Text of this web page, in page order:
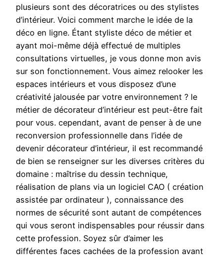
plusieurs sont des décoratrices ou des stylistes
d’intérieur. Voici comment marche le idée de la
déco en ligne. Étant styliste déco de métier et
ayant moi-même déjà effectué de multiples
consultations virtuelles, je vous donne mon avis
sur son fonctionnement. Vous aimez relooker les
espaces intérieurs et vous disposez d’une
créativité jalousée par votre environnement ? le
métier de décorateur d’intérieur est peut-être fait
pour vous. cependant, avant de penser à de une
reconversion professionnelle dans l’idée de
devenir décorateur d’intérieur, il est recommandé
de bien se renseigner sur les diverses critères du
domaine : maîtrise du dessin technique,
réalisation de plans via un logiciel CAO ( création
assistée par ordinateur ), connaissance des
normes de sécurité sont autant de compétences
qui vous seront indispensables pour réussir dans
cette profession. Soyez sûr d’aimer les
différentes faces cachées de la profession avant